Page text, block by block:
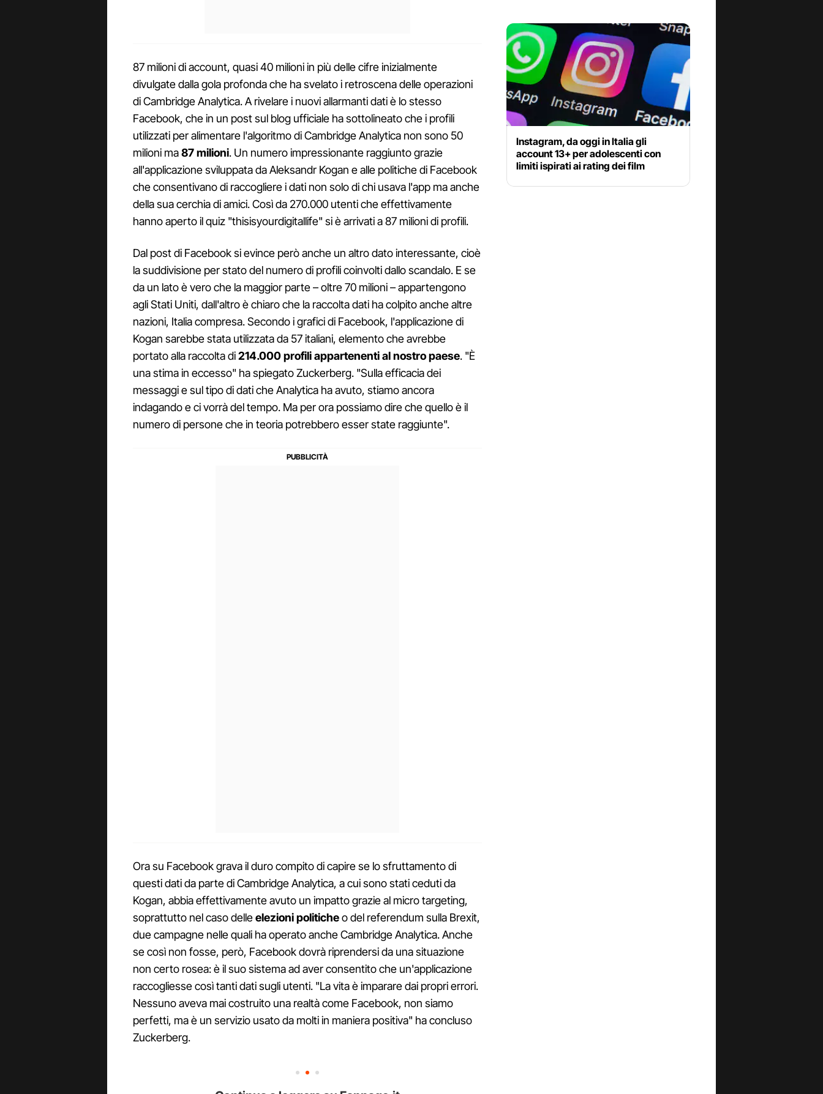
87 milioni di account, quasi 40 milioni in più delle cifre inizialmente
divulgate dalla gola profonda che ha svelato i retroscena delle operazioni
di Cambridge Analytica. A rivelare i nuovi allarmanti dati è lo stesso
Facebook, che in un post sul blog ufficiale ha sottolineato che i profili
utilizzati per alimentare l'algoritmo di Cambridge Analytica non sono 50
milioni ma87 milioni. Un numero impressionante raggiunto grazie
all'applicazione sviluppata da Aleksandr Kogan e alle politiche di Facebook
che consentivano di raccogliere i dati non solo di chi usava l'app ma anche
della sua cerchia di amici. Così da 270.000 utenti che effettivamente
hanno aperto il quiz "thisisyourdigitallife" si è arrivati a 87 milioni di profili.
Dal post di Facebook si evince però anche un altro dato interessante, cioè
la suddivisione per stato del numero di profili coinvolti dallo scandalo. E se
da un lato è vero che la maggior parte – oltre 70 milioni – appartengono
agli Stati Uniti, dall'altro è chiaro che la raccolta dati ha colpito anche altre
nazioni, Italia compresa. Secondo i grafici di Facebook, l'applicazione di
Kogan sarebbe stata utilizzata da 57 italiani, elemento che avrebbe
portato alla raccolta di214.000 profili appartenenti al nostro paese. "È
una stima in eccesso" ha spiegato Zuckerberg. "Sulla efficacia dei
messaggi e sul tipo di dati che Analytica ha avuto, stiamo ancora
indagando e ci vorrà del tempo. Ma per ora possiamo dire che quello è il
numero di persone che in teoria potrebbero esser state raggiunte".
Ora su Facebook grava il duro compito di capire se lo sfruttamento di
questi dati da parte di Cambridge Analytica, a cui sono stati ceduti da
Kogan, abbia effettivamente avuto un impatto grazie al micro targeting,
soprattutto nel caso delleelezioni politicheo del referendum sulla Brexit,
due campagne nelle quali ha operato anche Cambridge Analytica. Anche
se così non fosse, però, Facebook dovrà riprendersi da una situazione
non certo rosea: è il suo sistema ad aver consentito che un'applicazione
raccogliesse così tanti dati sugli utenti. "La vita è imparare dai propri errori.
Nessuno aveva mai costruito una realtà come Facebook, non siamo
perfetti, ma è un servizio usato da molti in maniera positiva" ha concluso
Zuckerberg.
Instagram, da oggi in Italia gli
account 13+ per adolescenti con
limiti ispirati ai rating dei film